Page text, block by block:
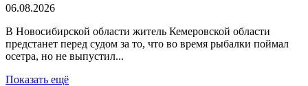
06.08.2026
В Новосибирской области житель Кемеровской области
предстанет перед судом за то, что во время рыбалки поймал
осетра, но не выпустил...
Показать ещё